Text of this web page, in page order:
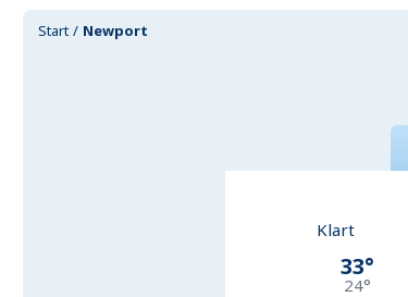
Start Newport
Klart
33°
24°